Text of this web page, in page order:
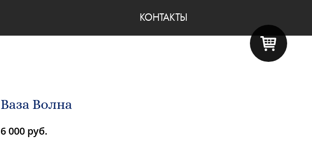
КОНТАКТЫ
Ваза Волна
6 000 руб.